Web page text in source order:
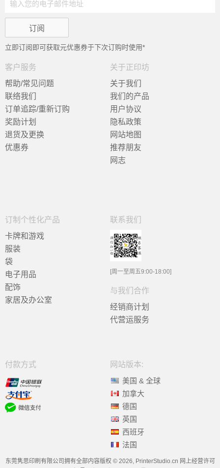
立即订阅即可获取元优惠券于下次订购时使用*
客户服务
帮助/常见问题
联络我们
订单追踪/重新订购
奖励计划
退货及更换
优惠券
关于正印坊
关于我们
我们的产品
用户协议
隐私政策
网站地图
推荐朋友
网志
订制个性化产品
卡牌和游戏
服装
袋
电子用品
配饰
家居及办公室
联系我们
[周一至周五9:00-18:00]
与我们合作
经销商计划
代营运服务
付款方式
网站版本:
美国 & 全球
加拿大
德国
英国
西班牙
法国
东莞隽思印刷有限公司拥有全部内容版权 © 2026, PrinterStudio.cn 网上经营许可